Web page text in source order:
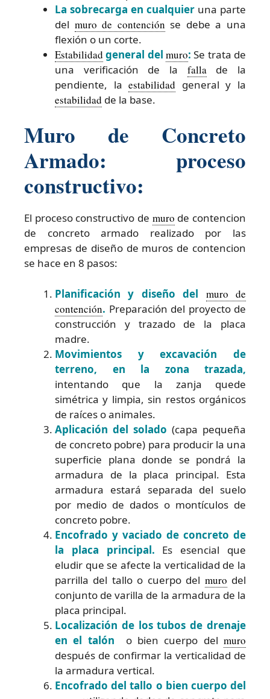
La sobrecarga en cualquier una parte
del muro de contención se debe a una
flexión o un corte.
Estabilidad general del muro: Se trata de
una verificación de la fallade la
pendiente, laestabilidad general y la
estabilidad de la base.
Muro de Concreto
Armado: proceso
constructivo:
El proceso constructivo de muro de contencion
de concreto armado realizado por las
empresas de diseño de muros de contencion
se hace en 8 pasos:
Planificación y diseño del muro de
contención. Preparación del proyecto de
construcción y trazado de la placa
madre.
Movimientos y excavación de
terreno, en la zona trazada,
intentando que la zanja quede
simétrica y limpia, sin restos orgánicos
de raíces o animales.
Aplicación del solado (capa pequeña
de concreto pobre) para producir la una
superficie plana donde se pondrá la
armadura de la placa principal. Esta
armadura estará separada del suelo
por medio de dados o montículos de
concreto pobre.
Encofrado y vaciado de concreto de
la placa principal. Es esencial que
eludir que se afecte la verticalidad de la
parrilla del tallo o cuerpo del muro del
conjunto de varilla de la armadura de la
placa principal.
Localización de los tubos de drenaje
en el talón
o bien cuerpo del muro
después de confirmar la verticalidad de
la armadura vertical.
Encofrado del tallo o bien cuerpo del